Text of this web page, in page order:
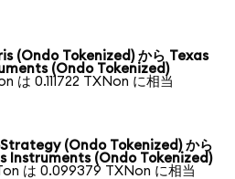
(Ondo Tokenized) から Texas
(Ondo Tokenized)
は 0.111722 TXNon に相当
(Ondo Tokenized) から
Instruments (Ondo Tokenized)
は 0.099379 TXNon に相当